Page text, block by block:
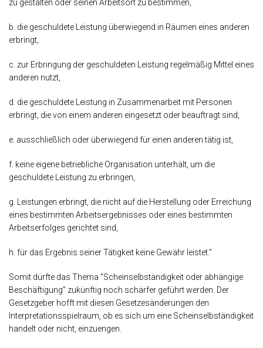
zu gestalten oder seinen Arbeitsort zu bestimmen,
b. die geschuldete Leistung überwiegend in Räumen eines anderen
erbringt,
c. zur Erbringung der geschuldeten Leistung regelmäßig Mittel eines
anderen nutzt,
d. die geschuldete Leistung in Zusammenarbeit mit Personen
erbringt, die von einem anderen eingesetzt oder beauftragt sind,
e. ausschließlich oder überwiegend für einen anderen tätig ist,
f. keine eigene betriebliche Organisation unterhält, um die
geschuldete Leistung zu erbringen,
g. Leistungen erbringt, die nicht auf die Herstellung oder Erreichung
eines bestimmten Arbeitsergebnisses oder eines bestimmten
Arbeitserfolges gerichtet sind,
h. für das Ergebnis seiner Tätigkeit keine Gewähr leistet.”
Somit dürfte das Thema “Scheinselbständigkeit oder abhängige
Beschäftigung” zukünftig noch schärfer geführt werden. Der
Gesetzgeber hofft mit diesen Gesetzesänderungen den
Interpretationsspielraum, ob es sich um eine Scheinselbständigkeit
handelt oder nicht, einzuengen.